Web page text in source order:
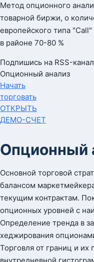
Метод опционного
товарной биржи, о
европейского типа
в районе 70-80 %
Подпишись на RSS-канал
Опционный анализ
Начать
торговать
ОТКРЫТЬ
ДЕМО-СЧЕТ
Опционный
Основной торговой
балансом
текущим контрактам.
опционных уровней с
Определение тренда в
хеджирования
Торговля от границ и их